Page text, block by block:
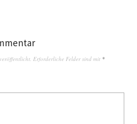
Erforderliche Felder sind mit *